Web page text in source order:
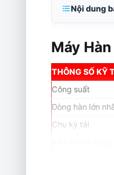
Nội dung
Máy
THÔNG SỐ KỸ
Công suất
Dòng hàn lớn
Chu kỳ tải